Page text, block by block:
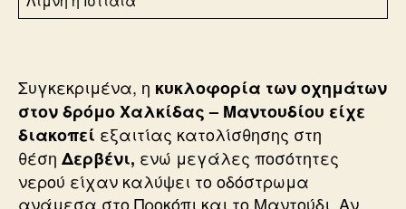
Συγκεκριμένα, η κυκλοφορία των οχημάτων
στον δρόμο Χαλκίδας – Μαντουδίου είχε
διακοπεί εξαιτίας κατολίσθησης στη
θέση Δερβένι, ενώ μεγάλες ποσότητες
νερού είχαν καλύψει το οδόστρωμα
ανάμεσα στο Προκόπι και το Μαντούδι. Αν